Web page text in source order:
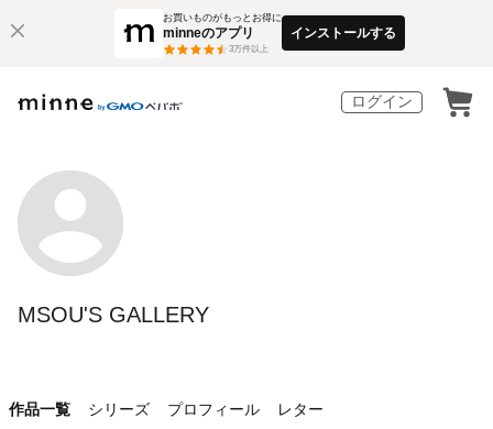
お買いものがもっとお得に
minneのアプリ
3万件以上
インストールする
ログイン
MSOU'S GALLERY
作品一覧 シリーズ プロフィール レター